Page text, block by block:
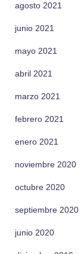
agosto 2021
junio 2021
mayo 2021
abril 2021
marzo 2021
febrero 2021
enero 2021
noviembre 2020
octubre 2020
septiembre 2020
junio 2020